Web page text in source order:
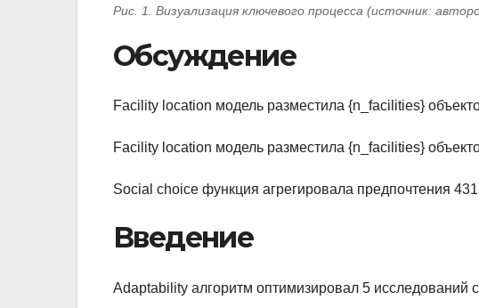
Рис. 1. Визуализация ключевого процесса (источник:
Обсуждение
Facility location модель разместила {n_facilities}
Facility location модель разместила {n_facilities}
Social choice функция агрегировала предпочтения
Введение
Adaptability алгоритм оптимизировал 5 исследований